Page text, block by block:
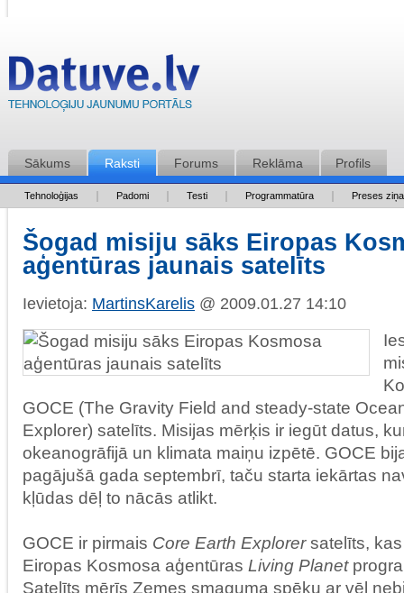
Sākums Raksti Forums Reklāma Profils
Tehnoloģijas Padomi Testi Programmatūra Preses
Šogad misiju sāks Eiropas
aģentūras jaunais satelīts
Ievietoja: MartinsKarelis @ 2009.01.27 14:10
GOCE (The Gravity Field and steady-state
Explorer) satelīts. Misijas mērķis ir iegūt datus,
okeanogrāfijā un klimata maiņu izpētē. GOCE
pagājušā gada septembrī, taču starta iekārtas
kļūdas dēļ to nācās atlikt.
GOCE ir pirmais Core Earth Explorersatelīts,
Eiropas Kosmosa aģentūras Living Planet
Satelīts mērīs Zemes smaguma spēku ar vēl